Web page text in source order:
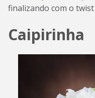
finalizando com o
Caipirinha